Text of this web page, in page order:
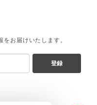
お届けいたします。
登録